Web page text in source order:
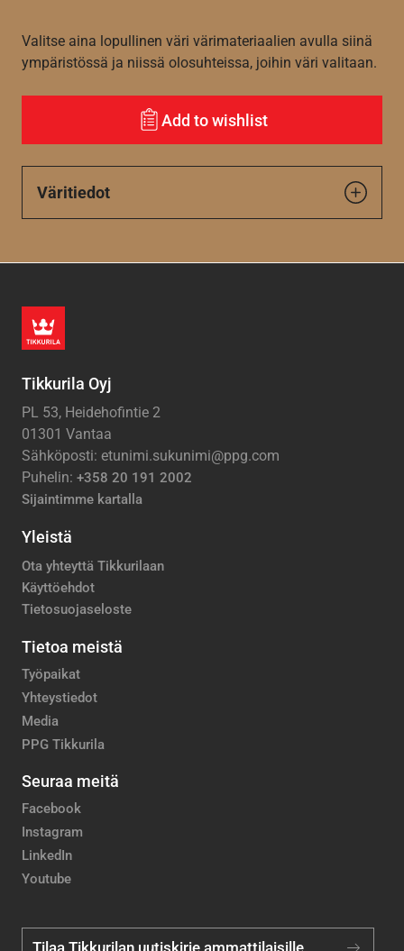
Valitse aina lopullinen väri värimateriaalien avulla siinä
ympäristössä ja niissä olosuhteissa, joihin väri valitaan.
Add to wishlist
Väritiedot
Tikkurila Oyj
PL 53, Heidehofintie 2
01301 Vantaa
Sähköposti: etunimi.sukunimi@ppg.com
Puhelin: +358 20 191 2002
Sijaintimme kartalla
Yleistä
Ota yhteyttä Tikkurilaan
Käyttöehdot
Tietosuojaseloste
Tietoa meistä
Työpaikat
Yhteystiedot
Media
PPG Tikkurila
Seuraa meitä
Facebook
Instagram
LinkedIn
Youtube